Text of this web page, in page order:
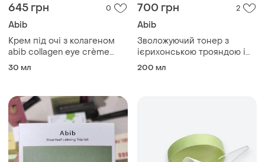
645 грн 0
Abib
Крем під очі з колагеном
abib collagen eye crème
jericho rose tube, 30 мл
30 мл
700 грн 2
Abib
Зволожуючий тонер з
ієрихонською трояндою і
pha кислотами abib jericho
200 мл